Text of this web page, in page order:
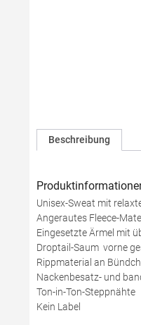
Beschreibung
Unisex-Sweat mit
Angerautes Fleece-
Eingesetzte Ärmel mit
Droptail-Saum  vorne
Rippmaterial an
Nackenbesatz- und
Ton-in-Ton-Steppnähte
Kein Label